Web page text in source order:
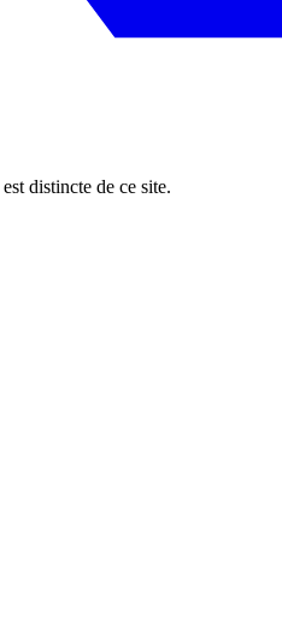
est distincte de ce site.